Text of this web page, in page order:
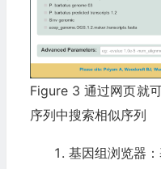
Figure 3 通过网页就
序列中搜索相似序列
基因组浏览器